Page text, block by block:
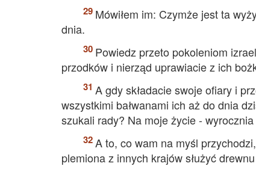
Mówiłem im: Czymże jest ta
dnia.
Powiedz przeto pokoleniom
przodków i nierząd uprawiacie z ich
A gdy składacie swoje ofiary i
wszystkimi bałwanami ich aż do dnia
szukali rady? Na moje życie -
A to, co wam na myśl
plemiona z innych krajów służyć